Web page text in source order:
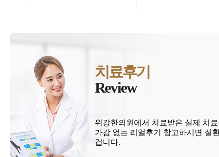
치료후기
Review
위강한의원에서 치료받은 실제 치
가감 없는 리얼후기 참고하시면 질
겁니다.